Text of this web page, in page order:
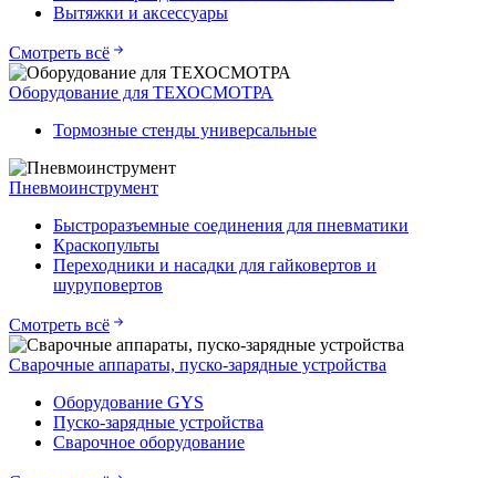
Вытяжки и аксессуары
Смотреть всё
Оборудование для ТЕХОСМОТРА
Тормозные стенды универсальные
Пневмоинструмент
Быстроразъемные соединения для пневматики
Краскопульты
Переходники и насадки для гайковертов и
шуруповертов
Смотреть всё
Сварочные аппараты, пуско-зарядные устройства
Оборудование GYS
Пуско-зарядные устройства
Сварочное оборудование